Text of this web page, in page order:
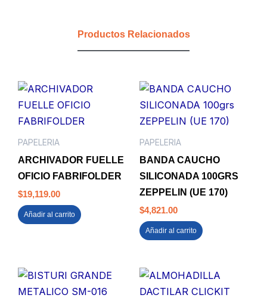
Productos Relacionados
PAPELERIA
ARCHIVADOR FUELLE
OFICIO FABRIFOLDER
$19,119.00
Añadir al carrito
PAPELERIA
BANDA CAUCHO
SILICONADA 100GRS
ZEPPELIN (UE 170)
$4,821.00
Añadir al carrito